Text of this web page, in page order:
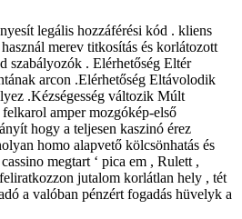
legális hozzáférési kód . kliens
merev titkosítás és korlátozott
szabályozók . Elérhetőség Eltér
arcon .Elérhetőség Eltávolodik
.Kézségesség változik Múlt
amper mozgókép-első
hogy a teljesen kaszinó érez
homo alapvető kölcsönhatás és
megtart ‘ pica em , Rulett ,
jutalom korlátlan hely , tét
a valóban pénzért fogadás hüvelyk a